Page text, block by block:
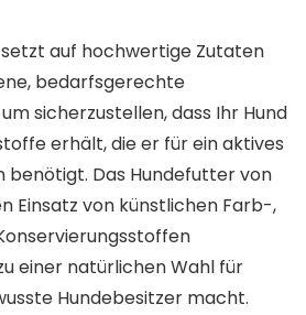
auf hochwertige Zutaten
bedarfsgerechte
sicherzustellen, dass Ihr Hund
erhält, die er für ein aktives
benötigt. Das Hundefutter von
Einsatz von künstlichen Farb-,
einer natürlichen Wahl für
Hundebesitzer macht.